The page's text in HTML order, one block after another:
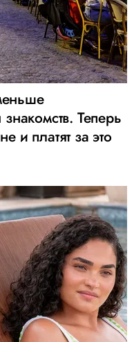
Теперь
и платят за это